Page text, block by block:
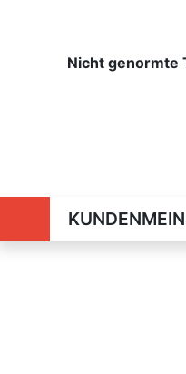
Nicht genormte